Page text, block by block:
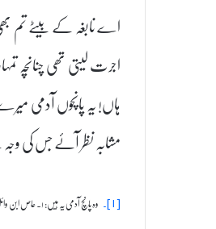
اے نابغہ کے بیٹے تم
اجرت لیتی تھی چنانچہ
ہاں! یہ پانچوں آدمی
مشابہ نظر آئے جس کی
[۱]۔ وہ پانچ آدمی یہ ہیں: ۱۔ عاص ابن وائل، ۲۔ ابو لہب، ۳۔ امیہ ابن خلف، ۴۔ ہشام ابن مغیرہ، ۵۔ ابو سفیان ابن حرب